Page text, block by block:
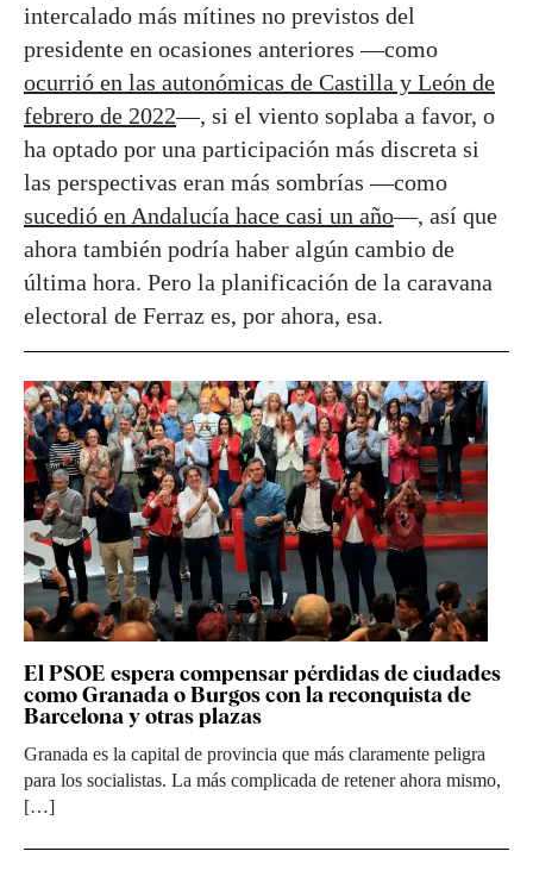
intercalado más mítines no previstos del
presidente en ocasiones anteriores —como
ocurrió en las autonómicas de Castilla y León de
febrero de 2022—, si el viento soplaba a favor, o
ha optado por una participación más discreta si
las perspectivas eran más sombrías —como
sucedió en Andalucía hace casi un año—, así que
ahora también podría haber algún cambio de
última hora. Pero la planificación de la caravana
electoral de Ferraz es, por ahora, esa.
El PSOE espera compensar pérdidas de ciudades
como Granada o Burgos con la reconquista de
Barcelona y otras plazas
Granada es la capital de provincia que más claramente peligra
para los socialistas. La más complicada de retener ahora mismo,
[…]